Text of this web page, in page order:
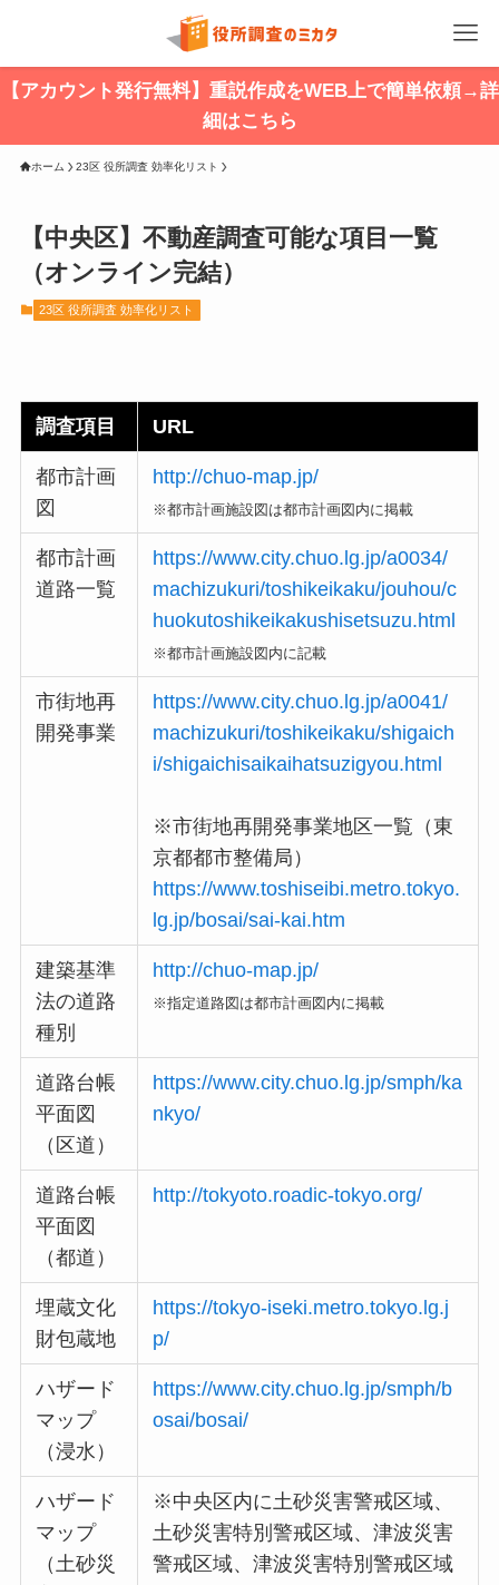
【アカウント発行無料】重説作成をWEB上で簡単依頼→詳
細はこちら
ホーム 23区 役所調査 効率化リスト
【中央区】不動産調査可能な項目一覧
（オンライン完結）
23区 役所調査 効率化リスト
調査項目 URL
都市計画
図
http://chuo-map.jp/
※都市計画施設図は都市計画図内に掲載
都市計画
道路一覧
https://www.city.chuo.lg.jp/a0034/
machizukuri/toshikeikaku/jouhou/c
huokutoshikeikakushisetsuzu.html
※都市計画施設図内に記載
市街地再
開発事業
https://www.city.chuo.lg.jp/a0041/
machizukuri/toshikeikaku/shigaich
i/shigaichisaikaihatsuzigyou.html
※市街地再開発事業地区一覧（東
京都都市整備局）
https://www.toshiseibi.metro.tokyo.
lg.jp/bosai/sai-kai.htm
建築基準
法の道路
種別
http://chuo-map.jp/
※指定道路図は都市計画図内に掲載
道路台帳
平面図
（区道）
https://www.city.chuo.lg.jp/smph/ka
nkyo/
道路台帳
平面図
（都道）
http://tokyoto.roadic-tokyo.org/
埋蔵文化
財包蔵地
https://tokyo-iseki.metro.tokyo.lg.j
p/
ハザード
マップ
（浸水）
https://www.city.chuo.lg.jp/smph/b
osai/bosai/
ハザード
マップ
（土砂災
※中央区内に土砂災害警戒区域、
土砂災害特別警戒区域、津波災害
警戒区域、津波災害特別警戒区域